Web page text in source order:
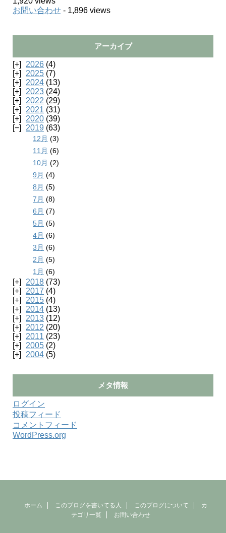
お問い合わせ - 1,896 views
アーカイブ
2026 (4)
2025 (7)
2024 (13)
2023 (24)
2022 (29)
2021 (31)
2020 (39)
2019 (63)
12月 (3)
11月 (6)
10月 (2)
9月 (4)
8月 (5)
7月 (8)
6月 (7)
5月 (5)
4月 (6)
3月 (6)
2月 (5)
1月 (6)
2018 (73)
2017 (4)
2015 (4)
2014 (13)
2013 (12)
2012 (20)
2011 (23)
2005 (2)
2004 (5)
メタ情報
ログイン
投稿フィード
コメントフィード
WordPress.org
ホーム このブログを書いてる人 このブログについて
カ
テゴリ一覧
お問い合わせ